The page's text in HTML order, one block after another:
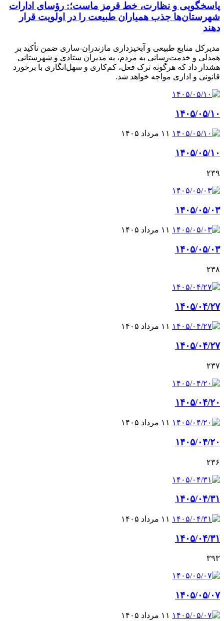
پاسخگویی و نظارت، خط قرمز ماست؛: رؤسای ادارات
شهرستان‌ها جذب همیاران طبیعت را در اولویت قرار
دهند
مدیرکل منابع طبیعی و آبخیزداری مازندران-ساری ضمن تأکید بر
همدلی و خدمت‌رسانی به مردم، به مدیران ستادی و شهرستانی
هشدار داد که هرگونه ترک فعل، کم‌کاری و سهل‌انگاری با برخورد
قانونی و اداری مواجه خواهد شد.
۱۴۰۵/۰۵/۱۰
۱۱ مرداد ۱۴۰۵
۱۴۰۵/۰۵/۱۰
۲۳۹
۱۴۰۵/۰۵/۰۳
۱۱ مرداد ۱۴۰۵
۱۴۰۵/۰۵/۰۳
۲۳۸
۱۴۰۵/۰۴/۲۷
۱۱ مرداد ۱۴۰۵
۱۴۰۵/۰۴/۲۷
۲۳۷
۱۴۰۵/۰۴/۲۰
۱۱ مرداد ۱۴۰۵
۱۴۰۵/۰۴/۲۰
۲۳۶
۱۴۰۵/۰۴/۳۱
۱۱ مرداد ۱۴۰۵
۱۴۰۵/۰۴/۳۱
۳۹۳
۱۴۰۵/۰۵/۰۷
۱۱ مرداد ۱۴۰۵